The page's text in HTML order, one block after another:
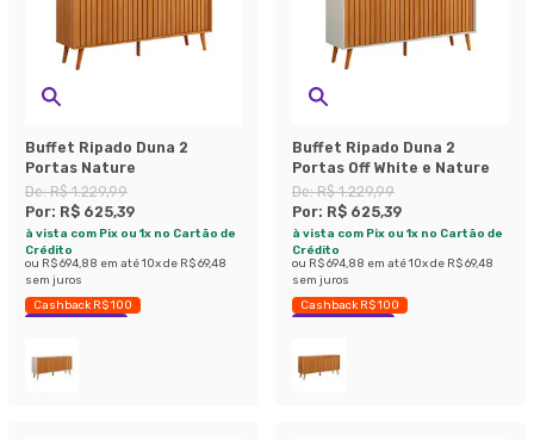
Buffet Ripado Duna 2
Portas Nature
De:R$ 1.229,99
Por: R$ 625,39
à vista com Pix ou 1x no Cartão de
Crédito
ou R$ 694,88 em até10x de R$ 69,48
sem juros
Cashback R$ 100
Economize 49%
Buffet Ripado Duna 2
Portas Off White e Nature
De:R$ 1.229,99
Por: R$ 625,39
à vista com Pix ou 1x no Cartão de
Crédito
ou R$ 694,88 em até10x de R$ 69,48
sem juros
Cashback R$ 100
Economize 49%